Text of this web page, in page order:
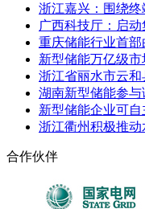
浙江嘉兴：围绕终
广西科技厅：启
重庆储能行业首
新型储能万亿级
浙江省丽水市云和
湖南新型储能参
新型储能企业可
浙江衢州积极推
合作伙伴